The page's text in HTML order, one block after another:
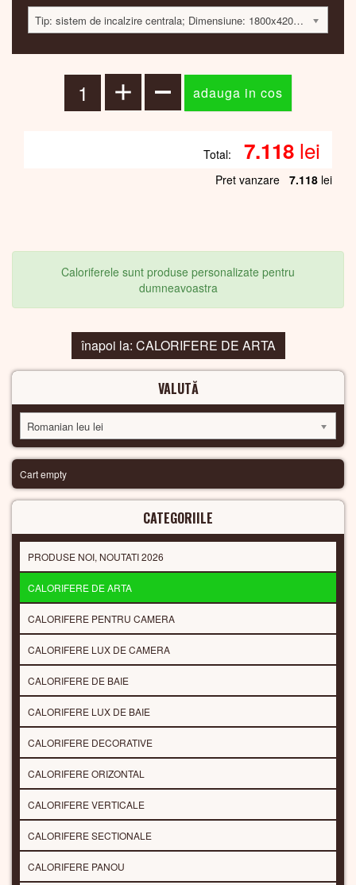
Tip: sistem de incalzire centrala; Dimensiune: 1800x420x60; 584 Watt; 7100 lei
Total: 7.118 lei
Pret vanzare 7.118 lei
Caloriferele sunt produse personalizate pentru
dumneavoastra
înapoi la: CALORIFERE DE ARTA
VALUTĂ
Romanian leu lei
Cart empty
CATEGORIILE
PRODUSE NOI, NOUTATI 2026
CALORIFERE DE ARTA
CALORIFERE PENTRU CAMERA
CALORIFERE LUX DE CAMERA
CALORIFERE DE BAIE
CALORIFERE LUX DE BAIE
CALORIFERE DECORATIVE
CALORIFERE ORIZONTAL
CALORIFERE VERTICALE
CALORIFERE SECTIONALE
CALORIFERE PANOU